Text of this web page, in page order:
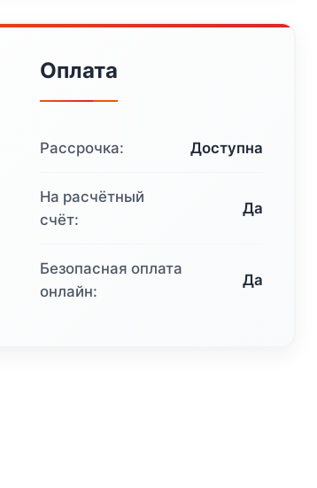
Оплата
Рассрочка: Доступна
На расчётный
счёт:
Да
Безопасная оплата
онлайн:
Да